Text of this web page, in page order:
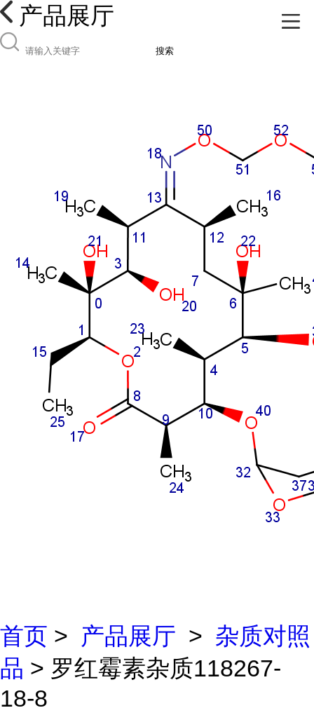
产品展厅
搜索
首页 > 产品展厅 > 杂质对照
品 > 罗红霉素杂质118267-
18-8